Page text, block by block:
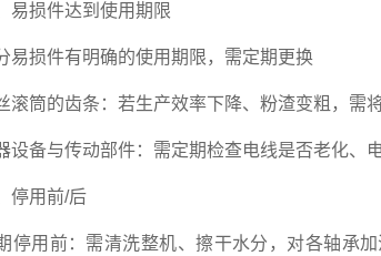
损件达到使用期限
损件有明确的使用期限，需定期更换
筒的齿条：若生产效率下降、粉渣变粗，需将
与传动部件：需定期检查电线是否老化、电
用前/后
用前：需清洗整机、擦干水分，对各轴承加